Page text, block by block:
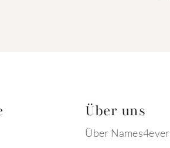
Über uns
Über Names4ever